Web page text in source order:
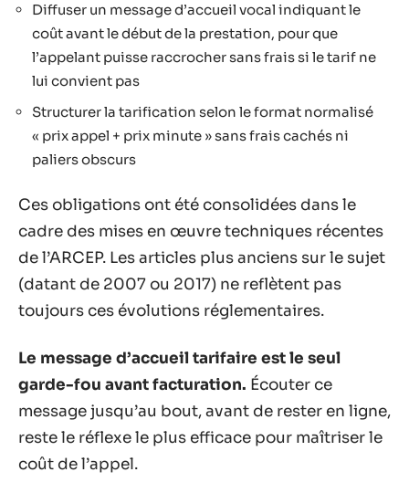
Diffuser un message d’accueil vocal indiquant le
coût avant le début de la prestation, pour que
l’appelant puisse raccrocher sans frais si le tarif ne
lui convient pas
Structurer la tarification selon le format normalisé
« prix appel + prix minute » sans frais cachés ni
paliers obscurs
Ces obligations ont été consolidées dans le
cadre des mises en œuvre techniques récentes
de l’ARCEP. Les articles plus anciens sur le sujet
(datant de 2007 ou 2017) ne reflètent pas
toujours ces évolutions réglementaires.
Le message d’accueil tarifaire est le seul
garde-fou avant facturation. Écouter ce
message jusqu’au bout, avant de rester en ligne,
reste le réflexe le plus efficace pour maîtriser le
coût de l’appel.